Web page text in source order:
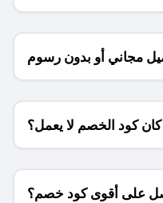
مجاني أو بدون رسوم
الشحن ؟
كود الخصم لا يعمل؟
على أقوى كود خصم؟